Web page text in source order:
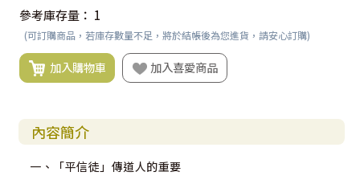
參考庫存量： 1
(可訂購商品，若庫存數量不足，將於結帳後為您進貨，請安心訂購)
加入購物車 加入喜愛商品
內容簡介
一、「平信徒」傳道人的重要